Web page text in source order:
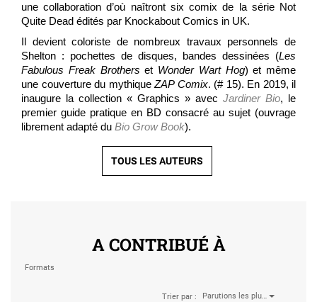
une collaboration d’où naîtront six comix de la série Not
Quite Dead édités par Knockabout Comics in UK.
Il devient coloriste de nombreux travaux personnels de
Shelton : pochettes de disques, bandes dessinées (Les
Fabulous Freak Brothers et Wonder Wart Hog) et même
une couverture du mythique ZAP Comix. (# 15). En 2019, il
inaugure la collection « Graphics » avec Jardiner Bio, le
premier guide pratique en BD consacré au sujet (ouvrage
librement adapté du Bio Grow Book).
TOUS LES AUTEURS
A CONTRIBUÉ À
Formats
Trier par : Parutions les plu…